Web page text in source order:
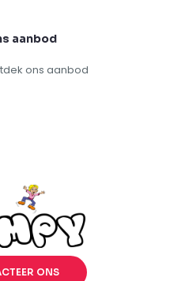
aanbod
ons aanbod
ONS